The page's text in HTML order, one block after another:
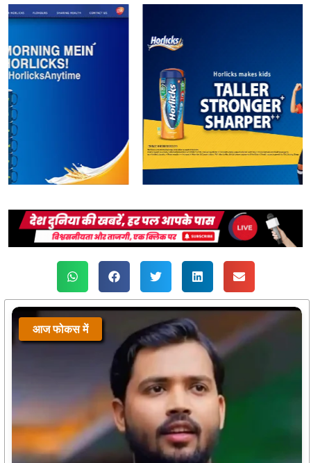
आज फोकस में